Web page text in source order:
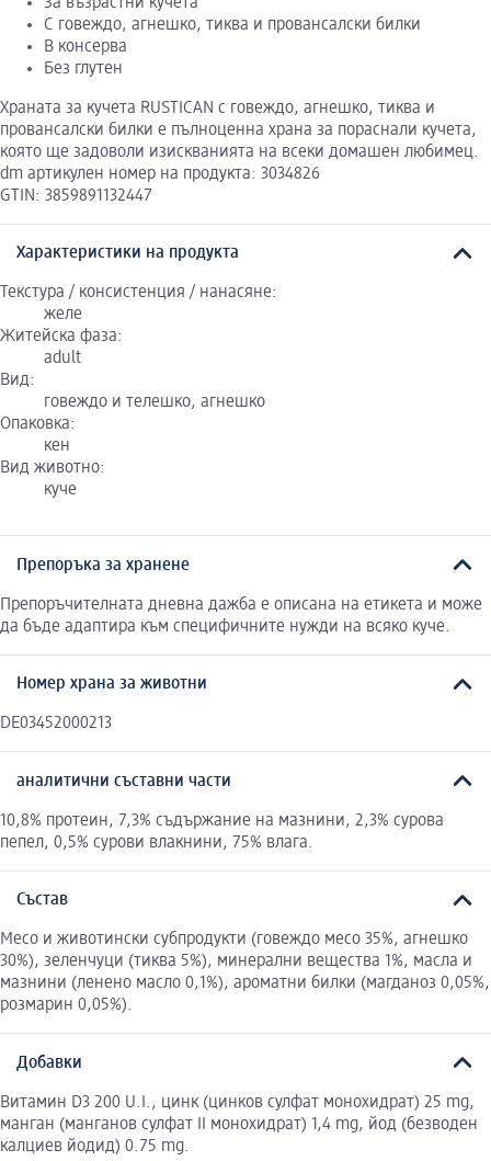
С говеждо, агнешко, тиква и провансалски билки
В консерва
Без глутен
Храната за кучета RUSTICAN с говеждо, агнешко, тиква и
провансалски билки е пълноценна храна за пораснали кучета,
която ще задоволи изискванията на всеки домашен любимец.
dm артикулен номер на продукта: 3034826
GTIN: 3859891132447
Характеристики на продукта
Текстура / консистенция / нанасяне:
желе
Житейска фаза:
adult
Вид:
говеждо и телешко, агнешко
Опаковка:
кен
Вид животно:
куче
Препоръка за хранене
Препоръчителната дневна дажба е описана на етикета и може
да бъде адаптира към специфичните нужди на всяко куче.
Номер храна за животни
DE03452000213
аналитични съставни части
10,8% протеин, 7,3% съдържание на мазнини, 2,3% сурова
пепел, 0,5% сурови влакнини, 75% влага.
Състав
Месо и животински субпродукти (говеждо месо 35%, агнешко
30%), зеленчуци (тиква 5%), минерални вещества 1%, масла и
мазнини (ленено масло 0,1%), ароматни билки (магданоз 0,05%,
розмарин 0,05%).
Добавки
Витамин D3 200 U.I., цинк (цинков сулфат монохидрат) 25 mg,
манган (манганов сулфат II монохидрат) 1,4 mg, йод (безводен
калциев йодид) 0.75 mg.